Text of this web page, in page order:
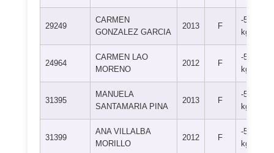
29249
CARMEN
GONZALEZ GARCIA
2013 F
-52
kg
24964
CARMEN LAO
MORENO
2012 F
-52
kg
31395
MANUELA
SANTAMARIA PINA
2013 F
-52
kg
31399
ANA VILLALBA
MORILLO
2012 F
-52
kg